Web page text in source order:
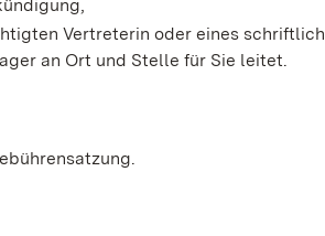
Vertreterin oder eines schriftlich
an Ort und Stelle für Sie leitet.